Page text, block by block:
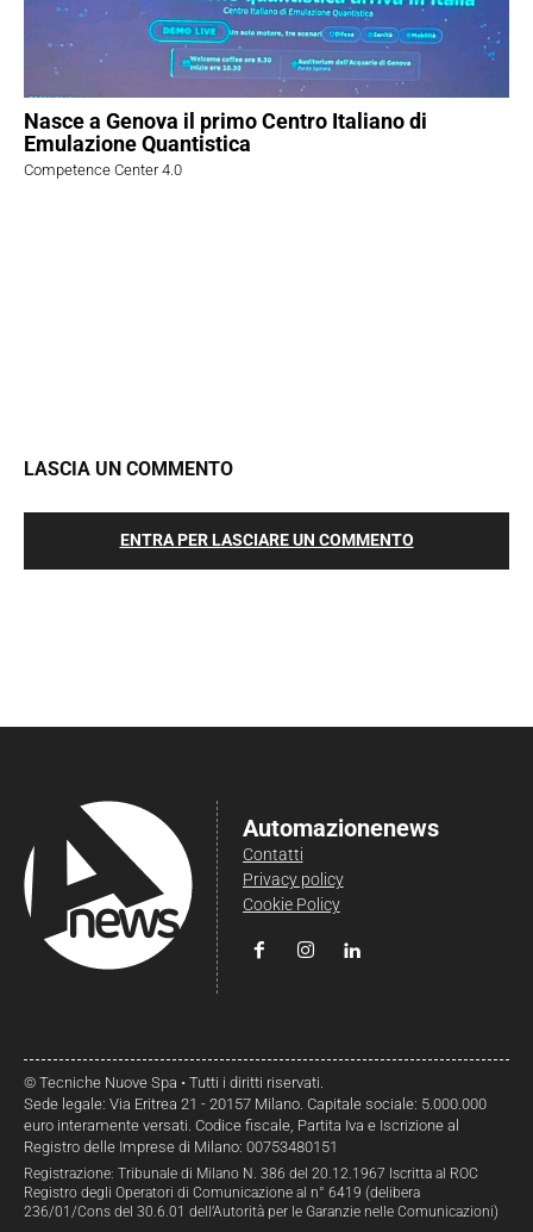
Nasce a Genova il primo Centro Italiano di
Emulazione Quantistica
Competence Center 4.0
LASCIA UN COMMENTO
ENTRA PER LASCIARE UN COMMENTO
Automazionenews
Contatti
Privacy policy
Cookie Policy
© Tecniche Nuove Spa • Tutti i diritti riservati.
Sede legale: Via Eritrea 21 - 20157 Milano. Capitale sociale: 5.000.000
euro interamente versati. Codice fiscale, Partita Iva e Iscrizione al
Registro delle Imprese di Milano: 00753480151
Registrazione: Tribunale di Milano N. 386 del 20.12.1967 Iscritta al ROC
Registro degli Operatori di Comunicazione al n° 6419 (delibera
236/01/Cons del 30.6.01 dell’Autorità per le Garanzie nelle Comunicazioni)